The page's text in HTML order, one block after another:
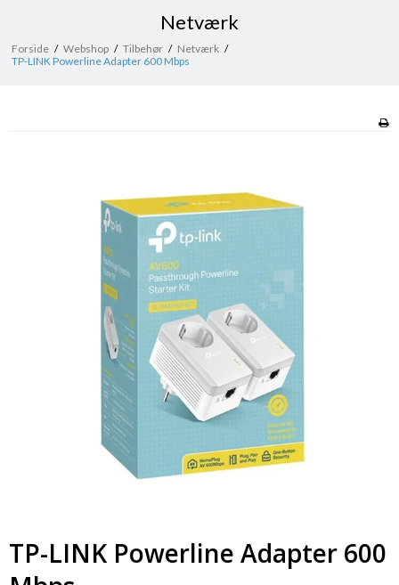
Netværk
Forside / Webshop / Tilbehør / Netværk /
TP-LINK Powerline Adapter 600 Mbps
TP-LINK Powerline Adapter 600